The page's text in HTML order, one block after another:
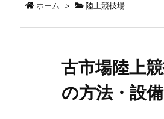
ホーム > 陸上競技場
古市場陸上
の方法・設